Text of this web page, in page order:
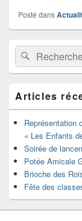
Posté dans
Zone
principale
de
widget
barre
latérale
Recherche :Rechercher
Articles
Représentation
« Les Enfants
Soirée de
Potée Amicale
Brioche des
Fête des